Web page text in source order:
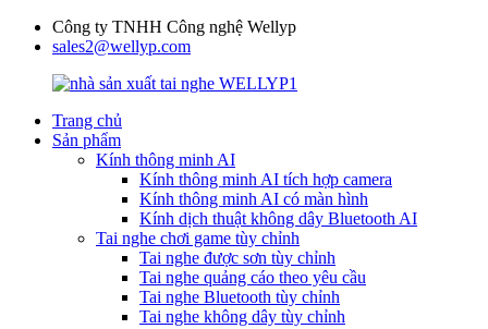
Công ty TNHH Công nghệ Wellyp
sales2@wellyp.com
Trang chủ
Sản phẩm
Kính thông minh AI
Kính thông minh AI tích hợp camera
Kính thông minh AI có màn hình
Kính dịch thuật không dây Bluetooth AI
Tai nghe chơi game tùy chỉnh
Tai nghe được sơn tùy chỉnh
Tai nghe quảng cáo theo yêu cầu
Tai nghe Bluetooth tùy chỉnh
Tai nghe không dây tùy chỉnh